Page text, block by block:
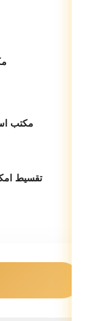
مكتب
تقسيط